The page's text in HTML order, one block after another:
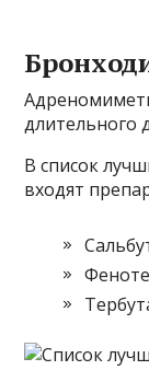
длительного
В список
входят